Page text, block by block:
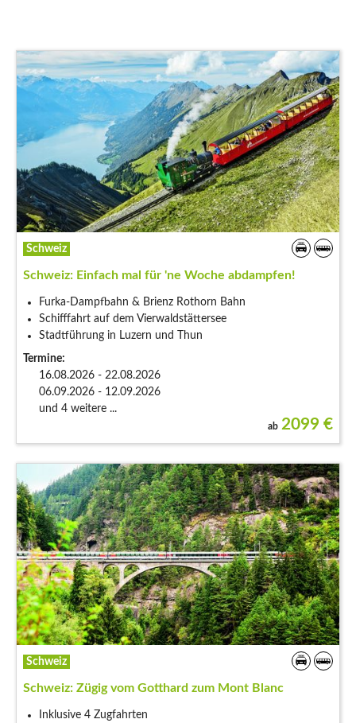
Schweiz
Schweiz: Einfach mal für 'ne Woche abdampfen!
Furka-Dampfbahn & Brienz Rothorn Bahn
Schifffahrt auf dem Vierwaldstättersee
Stadtführung in Luzern und Thun
Termine:
16.08.2026 - 22.08.2026
06.09.2026 - 12.09.2026
und 4 weitere ...
ab 2099 €
Schweiz
Schweiz: Zügig vom Gotthard zum Mont Blanc
Inklusive 4 Zugfahrten